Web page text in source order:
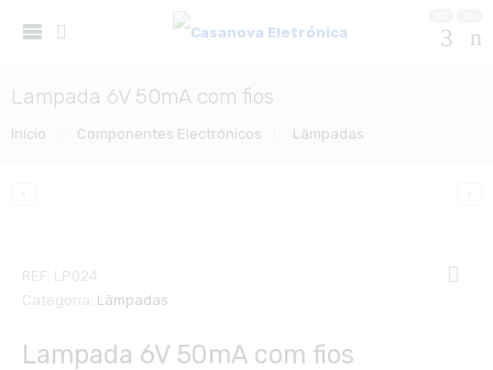
Lampada 6V 50mA com fios
Início Componentes Electrónicos Lâmpadas
REF: LP024
Categoria: Lâmpadas
Lampada 6V 50mA com fios